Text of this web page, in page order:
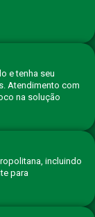
e tenha seu
Atendimento com
na solução
incluindo
para